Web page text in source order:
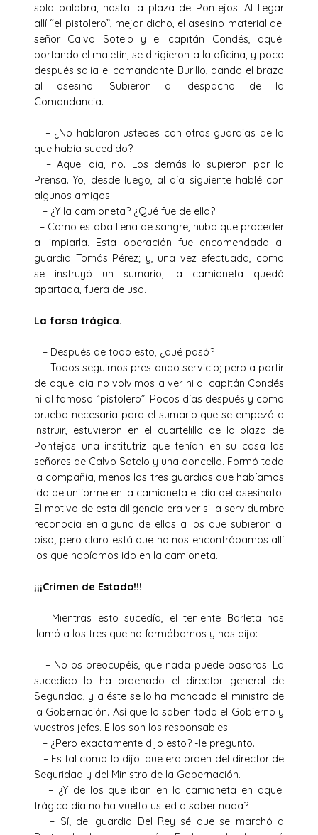
sola palabra, hasta la plaza de Pontejos. Al llegar
allí “el pistolero”, mejor dicho, el asesino material del
señor Calvo Sotelo y el capitán Condés, aquél
portando el maletín, se dirigieron a la oficina, y poco
después salía el comandante Burillo, dando el brazo
al asesino. Subieron al despacho de la
Comandancia.
– ¿No hablaron ustedes con otros guardias de lo
que había sucedido?
– Aquel día, no. Los demás lo supieron por la
Prensa. Yo, desde luego, al día siguiente hablé con
algunos amigos.
– ¿Y la camioneta? ¿Qué fue de ella?
– Como estaba llena de sangre, hubo que proceder
a limpiarla. Esta operación fue encomendada al
guardia Tomás Pérez; y, una vez efectuada, como
se instruyó un sumario, la camioneta quedó
apartada, fuera de uso.
La farsa trágica.
– Después de todo esto, ¿qué pasó?
– Todos seguimos prestando servicio; pero a partir
de aquel día no volvimos a ver ni al capitán Condés
ni al famoso “pistolero”. Pocos días después y como
prueba necesaria para el sumario que se empezó a
instruir, estuvieron en el cuartelillo de la plaza de
Pontejos una institutriz que tenían en su casa los
señores de Calvo Sotelo y una doncella. Formó toda
la compañía, menos los tres guardias que habíamos
ido de uniforme en la camioneta el día del asesinato.
El motivo de esta diligencia era ver si la servidumbre
reconocía en alguno de ellos a los que subieron al
piso; pero claro está que no nos encontrábamos allí
los que habíamos ido en la camioneta.
¡¡¡Crimen de Estado!!!
Mientras esto sucedía, el teniente Barleta nos
llamó a los tres que no formábamos y nos dijo:
– No os preocupéis, que nada puede pasaros. Lo
sucedido lo ha ordenado el director general de
Seguridad, y a éste se lo ha mandado el ministro de
la Gobernación. Así que lo saben todo el Gobierno y
vuestros jefes. Ellos son los responsables.
– ¿Pero exactamente dijo esto? -le pregunto.
– Es tal como lo dijo: que era orden del director de
Seguridad y del Ministro de la Gobernación.
– ¿Y de los que iban en la camioneta en aquel
trágico día no ha vuelto usted a saber nada?
– Sí; del guardia Del Rey sé que se marchó a